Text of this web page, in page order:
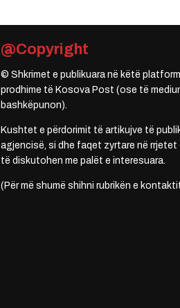
@Copyright
© Shkrimet e publikuara në këtë
prodhime të Kosova Post (ose të
bashkëpunon).
Kushtet e përdorimit të artikujve të
agjencisë, si dhe faqet zyrtare në rrjetet
të diskutohen me palët e interesuara.
(Për më shumë shihni rubrikën e